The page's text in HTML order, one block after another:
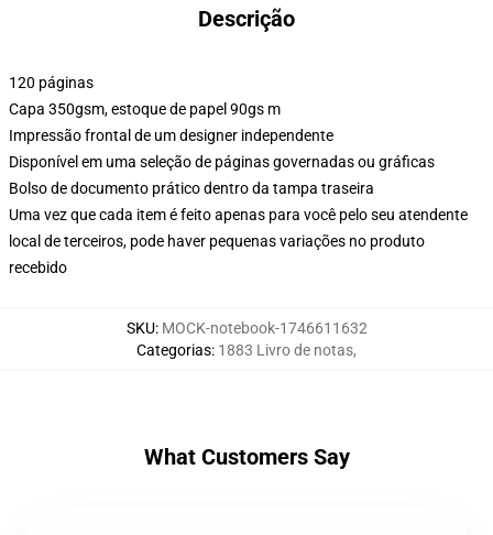
Descrição
120 páginas
Capa 350gsm, estoque de papel 90gs m
Impressão frontal de um designer independente
Disponível em uma seleção de páginas governadas ou gráficas
Bolso de documento prático dentro da tampa traseira
Uma vez que cada item é feito apenas para você pelo seu atendente
local de terceiros, pode haver pequenas variações no produto
recebido
SKU: MOCK-notebook-1746611632
Categorias: 1883 Livro de notas,
What Customers Say